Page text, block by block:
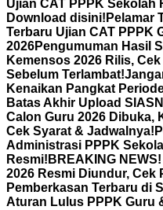
Ujian CAT PPPK Sekolah
Download disini! Pelamar
Terbaru Ujian CAT PPPK
2026Pengumuman Hasil
Kemensos 2026 Rilis,
Sebelum Terlambat!
Kenaikan Pangkat
Batas Akhir Upload SIASN
Calon Guru 2026 Dibuka,
Cek Syarat & Jadwalnya!
Administrasi PPPK
Resmi! BREAKING
2026 Resmi Diundur, Cek
Pemberkasan Terbaru di
Aturan Lulus PPPK Guru